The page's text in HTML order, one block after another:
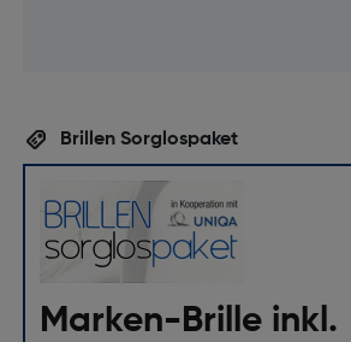
Brillen Sorglospaket
Marken-Brille inkl.